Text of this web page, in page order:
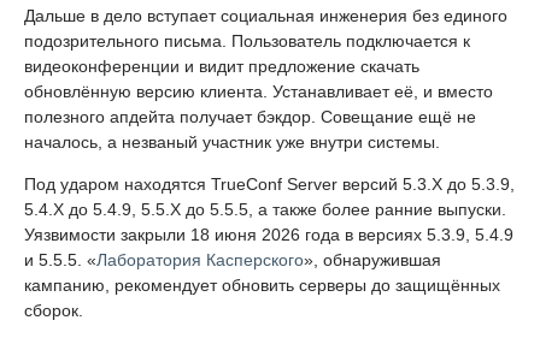
Дальше в дело вступает социальная инженерия без единого
подозрительного письма. Пользователь подключается к
видеоконференции и видит предложение скачать
обновлённую версию клиента. Устанавливает её, и вместо
полезного апдейта получает бэкдор. Совещание ещё не
началось, а незваный участник уже внутри системы.
Под ударом находятся TrueConf Server версий 5.3.X до 5.3.9,
5.4.X до 5.4.9, 5.5.X до 5.5.5, а также более ранние выпуски.
Уязвимости закрыли 18 июня 2026 года в версиях 5.3.9, 5.4.9
и 5.5.5. «Лаборатория Касперского», обнаружившая
кампанию, рекомендует обновить серверы до защищённых
сборок.